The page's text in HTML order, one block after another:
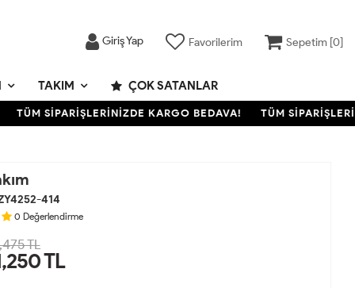
Giriş Yap Favorilerim Sepetim [0]
TAKIM ÇOK SATANLAR
SİPARİŞLERİNİZDE KARGO BEDAVA! TÜM
414
0 Değerlendirme
TL
TL